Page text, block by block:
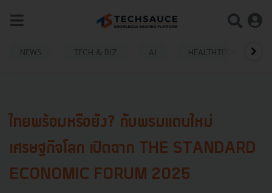
NEWS TECH & BIZ AI HEALTHTECH
ไทยพร้อมหรือยัง? กับพรมแดนใหม่
เศรษฐกิจโลก เปิดฉาก THE STANDARD
ECONOMIC FORUM 2025